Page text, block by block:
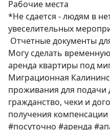
Рабочие места
*Не сдается - людям в
увеселительных
Могу сделать
аренда квартиры под
Миграционная
проживания для подачи
гражданство, чеки и
получения
#посуточно #аренда